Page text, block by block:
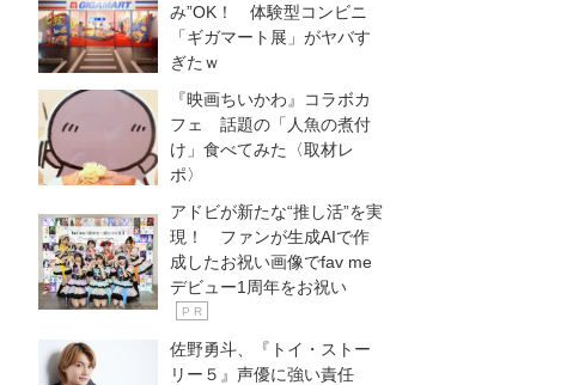
み”OK！ 体験型コンビニ
「ギガマート展」がヤバす
ぎたｗ
『映画ちいかわ』コラボカ
フェ 話題の「人魚の煮付
け」食べてみた〈取材レ
ポ〉
アドビが新たな“推し活”を実
現！ ファンが生成AIで作
成したお祝い画像でfav me
デビュー1周年をお祝い
P R
佐野勇斗、『トイ・ストー
リー５』声優に強い責任